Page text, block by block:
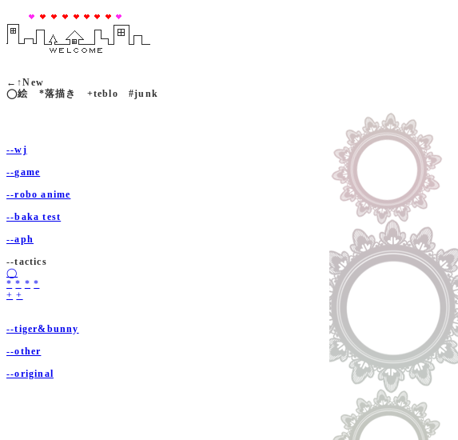
←↑New
◯絵 *落描き +teblo #junk
--wj
--game
--robo anime
--baka test
--aph
--tactics
◯
* * * *
+ +
--tiger&bunny
--other
--original